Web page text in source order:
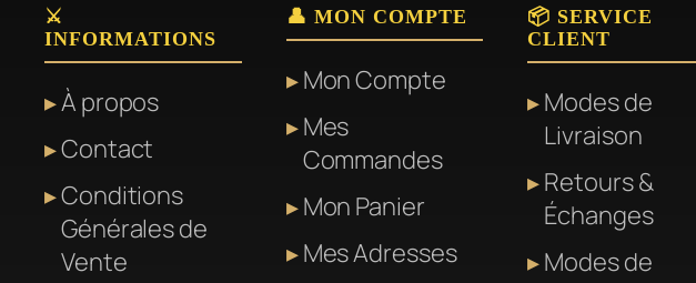
options
peuvent
être
choisies
sur
la
page
du
options
être
sur
page
du
⚔️
INFORMATIONS
À propos
Contact
Conditions
Générales de
Vente
👤 MON COMPTE
Mon Compte
Mes
Commandes
Mon Panier
Mes Adresses
📦 SERVICE
CLIENT
Modes de
Livraison
Retours &
Échanges
Modes de